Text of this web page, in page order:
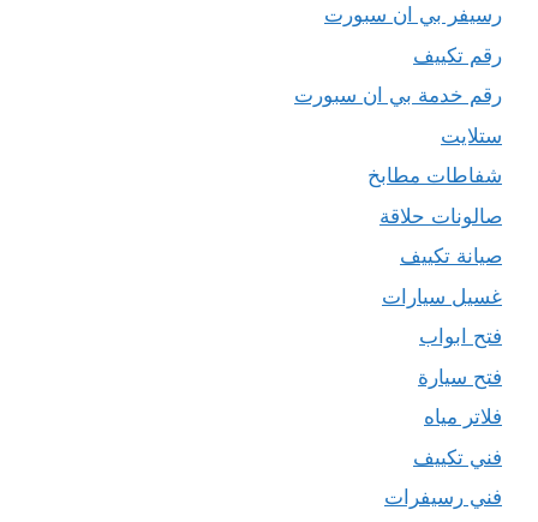
رسيفر بي ان سبورت
رقم تكييف
رقم خدمة بي ان سبورت
ستلايت
شفاطات مطابخ
صالونات حلاقة
صيانة تكييف
غسيل سيارات
فتح ابواب
فتح سيارة
فلاتر مياه
فني تكييف
فني رسيفرات